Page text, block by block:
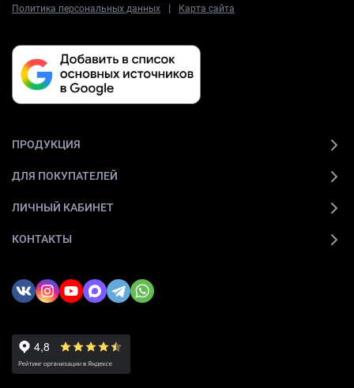
Политика персональных данных | Карта сайта
ПРОДУКЦИЯ
ДЛЯ ПОКУПАТЕЛЕЙ
ЛИЧНЫЙ КАБИНЕТ
КОНТАКТЫ